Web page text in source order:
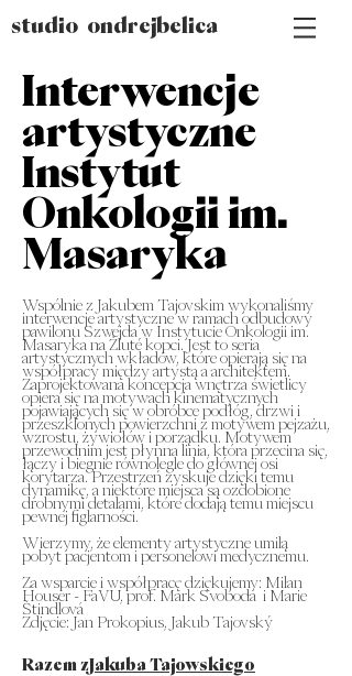
studio ondrejbelica
Interwencje
artystyczne
Instytut
Onkologii im.
Masaryka
Wspólnie z Jakubem Tajovskim wykonaliśmy
interwencje artystyczne w ramach odbudowy
pawilonu Szwejda w Instytucie Onkologii im.
Masaryka na Žluté kopci. Jest to seria
artystycznych wkładów, które opierają się na
współpracy między artystą a architektem.
Zaprojektowana koncepcja wnętrza świetlicy
opiera się na motywach kinematycznych
pojawiających się w obróbce podłóg, drzwi i
przeszklonych powierzchni z motywem pejzażu,
wzrostu, żywiołów i porządku. Motywem
przewodnim jest płynna linia, która przecina się,
łączy i biegnie równolegle do głównej osi
korytarza. Przestrzeń zyskuje dzięki temu
dynamikę, a niektóre miejsca są ozdobione
drobnymi detalami, które dodają temu miejscu
pewnej figlarności.
Wierzymy, że elementy artystyczne umilą
pobyt pacjentom i personelowi medycznemu.
Za wsparcie i współpracę dziękujemy: Milan
Houser - FaVU, prof. Mark Svoboda i Marie
Štindlová
Zdjęcie: Jan Prokopius, Jakub Tajovský
Razem z Jakuba Tajowskiego